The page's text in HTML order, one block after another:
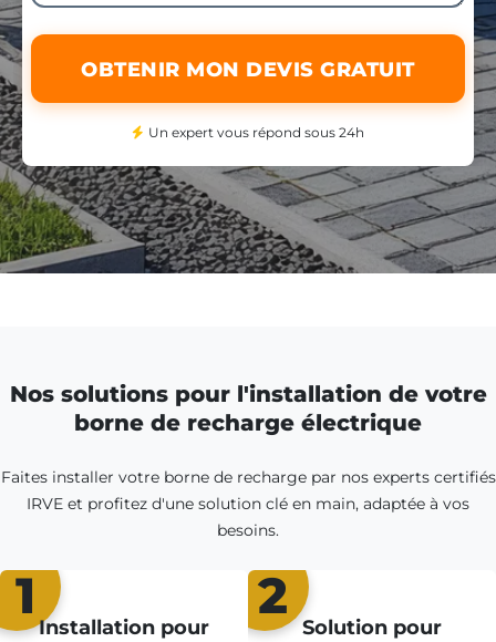
OBTENIR MON DEVIS GRATUIT
Un expert vous répond sous 24h
Nos solutions pour l'installation de votre
borne de recharge électrique
Faites installer votre borne de recharge par nos experts certifiés
IRVE et profitez d'une solution clé en main, adaptée à vos
besoins.
1
Installation pour
2
Solution pour